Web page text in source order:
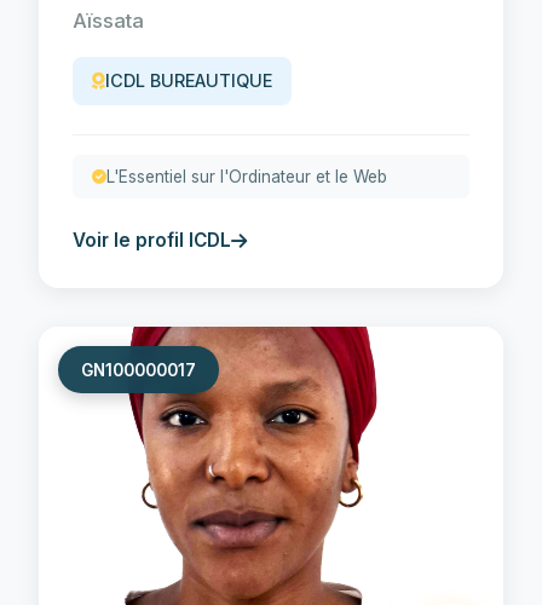
Aïssata
ICDL BUREAUTIQUE
L'Essentiel sur l'Ordinateur et le Web
Voir le profil ICDL
GN100000017